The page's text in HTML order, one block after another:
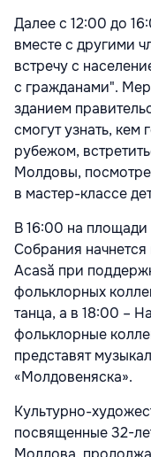
Далее с 12:00 до
вместе с другими
встречу с
с гражданами".
зданием
смогут узнать,
рубежом,
Молдовы,
в мастер-классе
В 16:00 на
Собрания
Acasă при
фольклорных
танца, а в 18:00 –
фольклорные
представят
«Молдовеняска».
Культурно-
посвященные 32-